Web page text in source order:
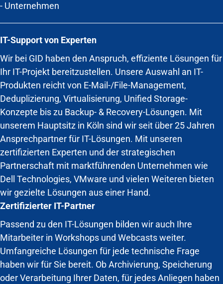
- Unternehmen
IT-Support von Experten
Wir bei GID haben den Anspruch, effiziente Lösungen für
Ihr IT-Projekt bereitzustellen. Unsere Auswahl an IT-
Produkten reicht von E-Mail-/File-Management,
Deduplizierung, Virtualisierung, Unified Storage-
Konzepte bis zu Backup- & Recovery-Lösungen. Mit
unserem Hauptsitz in Köln sind wir seit über 25 Jahren
Ansprechpartner für IT-Lösungen. Mit unseren
zertifizierten Experten und der strategischen
Partnerschaft mit marktführenden Unternehmen wie
Dell Technologies, VMware und vielen Weiteren bieten
wir gezielte Lösungen aus einer Hand.
Zertifizierter IT-Partner
Passend zu den IT-Lösungen bilden wir auch Ihre
Mitarbeiter in Workshops und Webcasts weiter.
Umfangreiche Lösungen für jede technische Frage
haben wir für Sie bereit. Ob Archivierung, Speicherung
oder Verarbeitung Ihrer Daten, für jedes Anliegen haben